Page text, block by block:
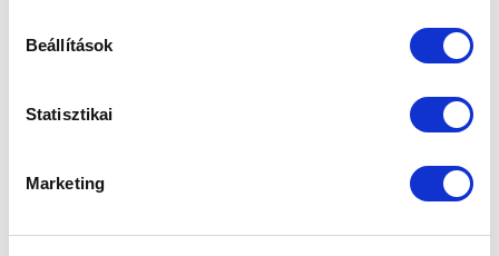
Beállítások
Statisztikai
Marketing